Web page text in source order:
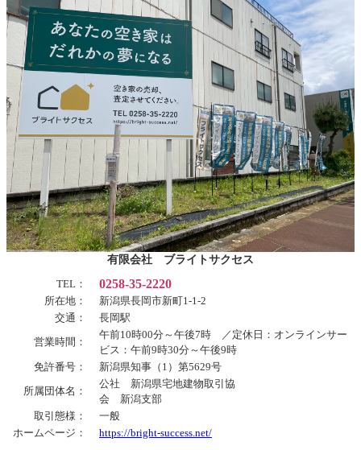
有限会社 ブライトサクセス
TEL：
0258-35-2220
所在地：
新潟県長岡市新町1-1-2
交通：
長岡駅
営業時間：
午前10時00分～午後7時 ／定休日：オンラインサー
ビス：午前9時30分～午後9時
免許番号：
新潟県知事（1）第5629号
所属団体名：
公社 新潟県宅地建物取引協
会 新潟支部
取引態様：
一般
ホームページ：
https://bright-success.net/